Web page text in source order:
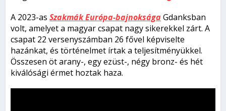
A 2023-asSzakmák Európa-bajnokságaGdanksban
volt, amelyet a magyar csapat nagy sikerekkel zárt. A
csapat 22 versenyszámban 26 fővel képviselte
hazánkat, és történelmet írtak a teljesítményükkel.
Összesen öt arany-, egy ezüst-, négy bronz- és hét
kiválósági érmet hoztak haza.